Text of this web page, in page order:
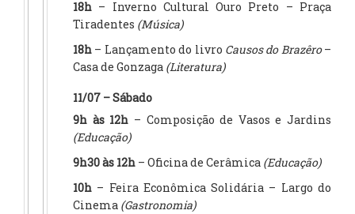
18h – Inverno Cultural Ouro Preto – Praça
Tiradentes (Música)
18h – Lançamento do livro Causos do Brazêro–
Casa de Gonzaga (Literatura)
11/07 – Sábado
9h às 12h – Composição de Vasos e Jardins
(Educação)
9h30 às 12h – Oficina de Cerâmica (Educação)
10h – Feira Econômica Solidária – Largo do
Cinema (Gastronomia)